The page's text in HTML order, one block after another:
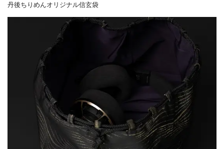
丹後ちりめんオリジナル信玄袋